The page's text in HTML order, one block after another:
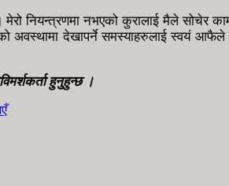
मेरो नियन्त्रणमा नभएको कुरालाई मैले
अवस्थामा देखापर्ने समस्याहरुलाई स्वयं
हुनुहुन्छ ।